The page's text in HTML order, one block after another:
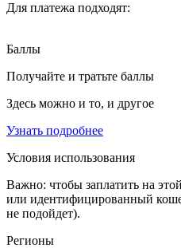
Для платежа подходят:
Баллы
Получайте и тратьте баллы
Здесь можно и то, и другое
Узнать подробнее
Условия использования
Важно: чтобы заплатить на
или идентифицированный
не подойдет).
Регионы